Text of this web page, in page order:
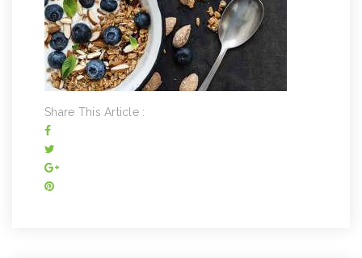
Share This Article :